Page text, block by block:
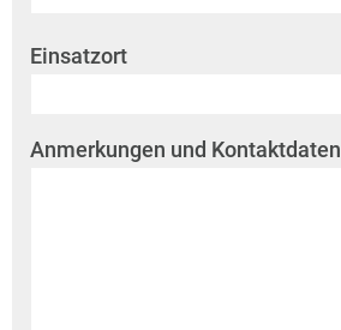
Einsatzort
Anmerkungen und Kontaktdaten